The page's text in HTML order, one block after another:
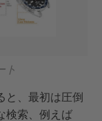
ト
と、最初は圧倒
検索、例えば